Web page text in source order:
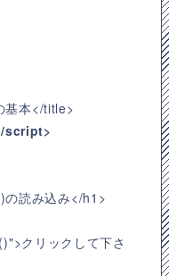
基本</title>
script>
読み込み</h1>
クリックして下さ